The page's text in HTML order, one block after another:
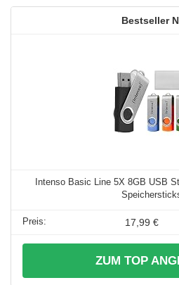
Intenso Basic Line 5X 8GB USB
17,99 €
ZUM TOP